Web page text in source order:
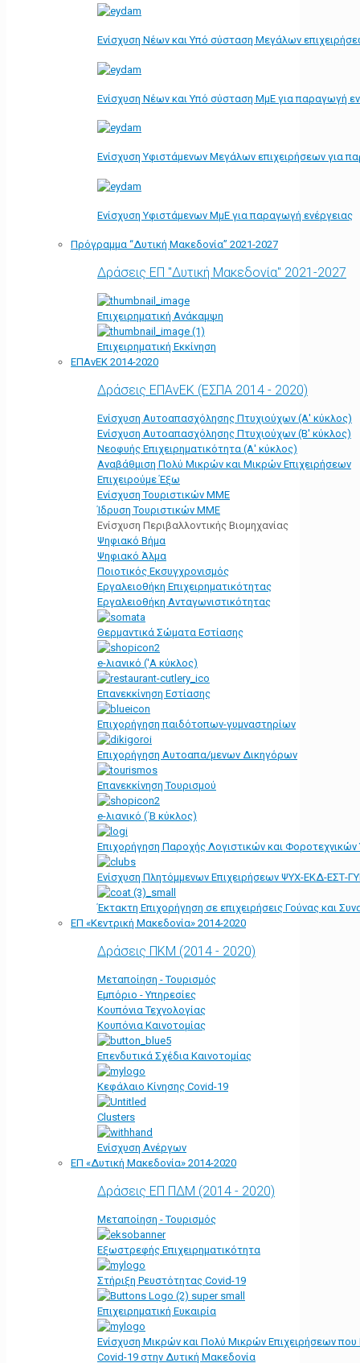
Ενίσχυση Νέων και Υπό σύσταση Μεγάλων
Ενίσχυση Νέων και Υπό σύσταση ΜμΕ για παραγωγή
Ενίσχυση Υφιστάμενων Μεγάλων επιχειρήσεων για
Ενίσχυση Υφιστάμενων ΜμΕ για παραγωγή ενέργειας
Πρόγραμμα “Δυτική Μακεδονία” 2021-2027
Δράσεις ΕΠ "Δυτική Μακεδονία" 2021-2027
Επιχειρηματική Ανάκαμψη
Επιχειρηματική Εκκίνηση
ΕΠΑνΕΚ 2014-2020
Δράσεις ΕΠΑνΕΚ (ΕΣΠΑ 2014 - 2020)
Ενίσχυση Αυτοαπασχόλησης Πτυχιούχων (Α' κύκλος)
Ενίσχυση Αυτοαπασχόλησης Πτυχιούχων (Β' κύκλος)
Νεοφυής Επιχειρηματικότητα (Α' κύκλος)
Αναβάθμιση Πολύ Μικρών και Μικρών Επιχειρήσεων
Επιχειρούμε Έξω
Ενίσχυση Τουριστικών ΜΜΕ
Ίδρυση Τουριστικών ΜΜΕ
Ενίσχυση Περιβαλλοντικής Βιομηχανίας
Ψηφιακό Βήμα
Ψηφιακό Άλμα
Ποιοτικός Εκσυγχρονισμός
Εργαλειοθήκη Eπιχειρηματικότητας
Εργαλειοθήκη Ανταγωνιστικότητας
Θερμαντικά Σώματα Εστίασης
e-λιανικό ('Α κύκλος)
Επανεκκίνηση Εστίασης
Επιχορήγηση παιδότοπων-γυμναστηρίων
Επιχορήγηση Αυτοαπα/μενων Δικηγόρων
Επανεκκίνηση Τουρισμού
e-λιανικό (΄Β κύκλος)
Επιχορήγηση Παροχής Λογιστικών και
Ενίσχυση Πλητόμμενων Επιχειρήσεων ΨΥΧ-ΕΚΔ-ΕΣΤ-
Έκτακτη Επιχορήγηση σε επιχειρήσεις Γούνας και
ΕΠ «Kεντρική Μακεδονία» 2014-2020
Δράσεις ΠΚΜ (2014 - 2020)
Μεταποίηση - Τουρισμός
Εμπόριο - Υπηρεσίες
Κουπόνια Τεχνολογίας
Κουπόνια Καινοτομίας
Επενδυτικά Σχέδια Καινοτομίας
Κεφάλαιο Κίνησης Covid-19
Clusters
Ενίσχυση Ανέργων
ΕΠ «Δυτική Μακεδονία» 2014-2020
Δράσεις ΕΠ ΠΔΜ (2014 - 2020)
Μεταποίηση - Τουρισμός
Εξωστρεφής Επιχειρηματικότητα
Στήριξη Ρευστότητας Covid-19
Επιχειρηματική Ευκαιρία
Ενίσχυση Μικρών και Πολύ Μικρών Επιχειρήσεων
Covid-19 στην Δυτική Μακεδονία